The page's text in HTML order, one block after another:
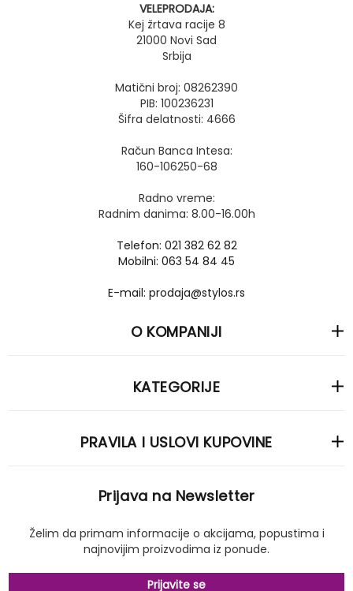
VELEPRODAJA:
Kej žrtava racije 8
21000 Novi Sad
Srbija
Matični broj: 08262390
PIB: 100236231
Šifra delatnosti: 4666
Račun Banca Intesa:
160-106250-68
Radno vreme:
Radnim danima: 8.00-16.00h
Telefon: 021 382 62 82
Mobilni: 063 54 84 45
E-mail: prodaja@stylos.rs
O KOMPANIJI
KATEGORIJE
PRAVILA I USLOVI KUPOVINE
Prijava na Newsletter
Želim da primam informacije o akcijama, popustima i
najnovijim proizvodima iz ponude.
Prijavite se